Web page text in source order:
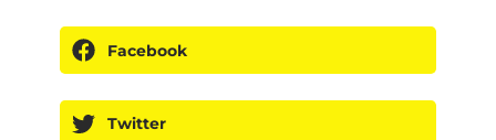
Facebook
Twitter